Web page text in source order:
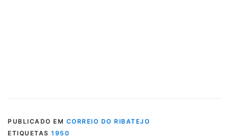
PUBLICADO EM CORREIO DO RIBATEJO
ETIQUETAS 1950